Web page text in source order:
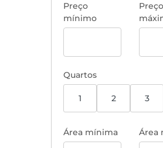
Preço
mínimo
Preço
Quartos
1 2 3
Área mínima Área